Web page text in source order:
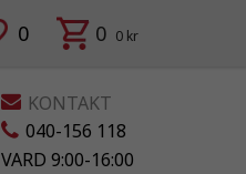
0 0 0 kr
KONTAKT
040-156 118
VARD 9:00-16:00